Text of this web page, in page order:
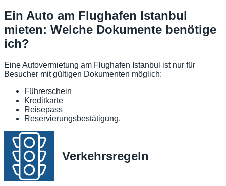
Ein Auto am Flughafen Istanbul
mieten: Welche Dokumente benötige
ich?
Eine Autovermietung am Flughafen Istanbul ist nur für
Besucher mit gültigen Dokumenten möglich:
Führerschein
Kreditkarte
Reisepass
Reservierungsbestätigung.
Verkehrsregeln